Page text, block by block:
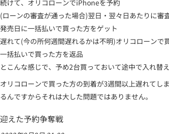
続けて、オリコローンでiPhoneを予約
(ローンの審査が通った場合)翌日・翌々日あたりに審
発売日に一括払いで買った方をゲット
遅れて(今の所何週間遅れるかは不明)オリコローンで
一括払いで買った方を返品
とこんな感じで、予め2台買っておいて途中で入れ替
オリコローンで買った方の到着が3週間以上遅れてし
るんですからそれは大した問題ではありません。
迎えた予約争奪戦